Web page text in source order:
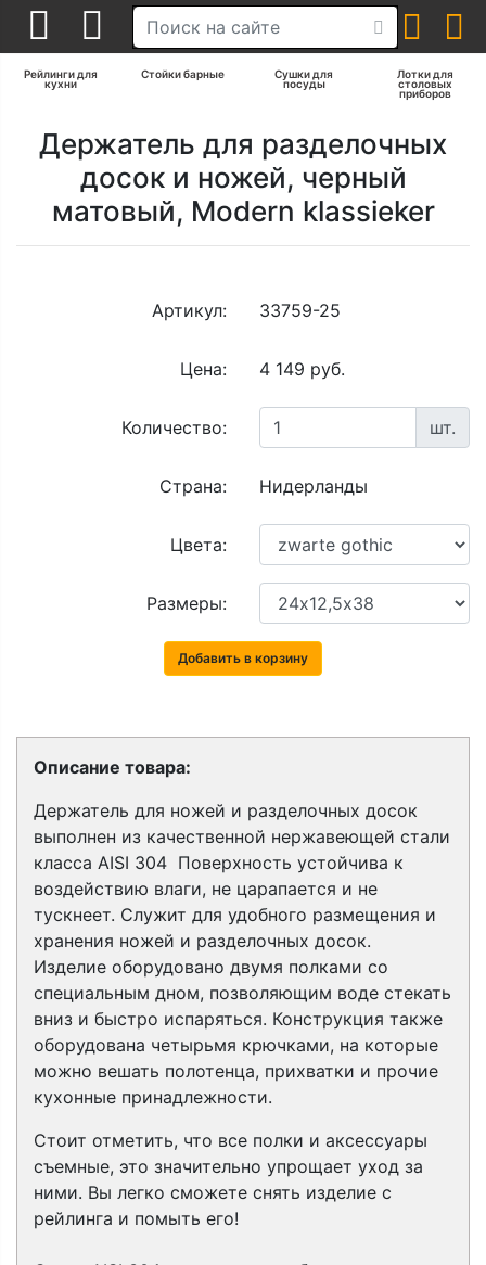
Рейлинги для
кухни
Стойки барные Сушки для
посуды
Лотки для
столовых
приборов
Держатель для разделочных
досок и ножей, черный
матовый, Modern klassieker
Артикул: 33759-25
Цена: 4 149 руб.
Количество: шт.
Страна: Нидерланды
Цвета:
Размеры:
Добавить в корзину
Описание товара:
Держатель для ножей и разделочных досок
выполнен из качественной нержавеющей стали
класса AISI 304 Поверхность устойчива к
воздействию влаги, не царапается и не
тускнеет. Служит для удобного размещения и
хранения ножей и разделочных досок.
Изделие оборудовано двумя полками со
специальным дном, позволяющим воде стекать
вниз и быстро испаряться. Конструкция также
оборудована четырьмя крючками, на которые
можно вешать полотенца, прихватки и прочие
кухонные принадлежности.
Стоит отметить, что все полки и аксессуары
съемные, это значительно упрощает уход за
ними. Вы легко сможете снять изделие с
рейлинга и помыть его!